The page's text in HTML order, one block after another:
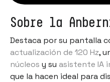
Sobre la
Destaca por su pantalla
actualización de 120 Hz,
núcleos y su asistente IA
que la hacen ideal para